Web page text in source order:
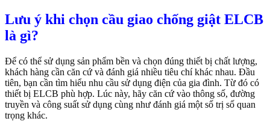
Lưu ý khi chọn cầu giao chống giật ELCB
là gì?
Để có thể sử dụng sản phẩm bền và chọn đúng thiết bị chất lượng,
khách hàng cần căn cứ và đánh giá nhiều tiêu chí khác nhau. Đầu
tiên, bạn cần tìm hiểu nhu cầu sử dụng điện của gia đình. Từ đó có
thiết bị ELCB phù hợp. Lúc này, hãy căn cứ vào thông số, đường
truyền và công suất sử dụng cùng như đánh giá một số trị số quan
trọng khác.